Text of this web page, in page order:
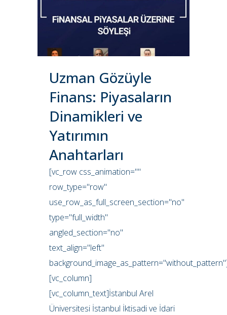
Uzman Gözüyle
Finans: Piyasaların
Dinamikleri ve
Yatırımın
Anahtarları
[vc_row css_animation=""
row_type="row"
use_row_as_full_screen_section="no"
type="full_width"
angled_section="no"
text_align="left"
[vc_column]
[vc_column_text]İstanbul Arel
Üniversitesi İstanbul İktisadi ve İdari